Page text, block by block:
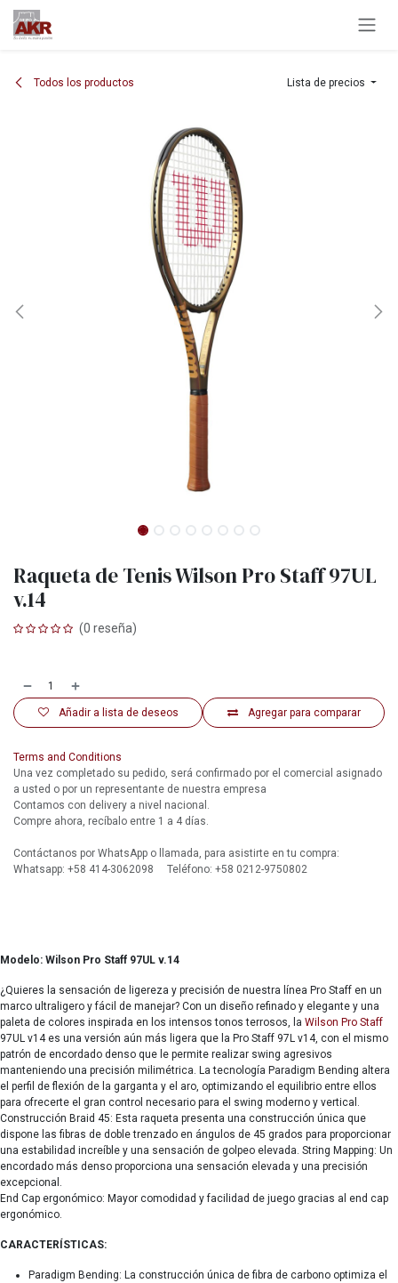
Ir al contenido
Todos los productos Lista de precios
Raqueta de Tenis Wilson Pro Staff 97UL
v.14
(0 reseña)
Agregar para comparar
Añadir a lista de deseos
Terms and Conditions
Una vez completado su pedido, será confirmado por el comercial asignado
a usted o por un representante de nuestra empresa
Contamos con delivery a nivel nacional.
Compre ahora, recíbalo entre 1 a 4 días.
Contáctanos por WhatsApp o llamada, para asistirte en tu compra:
Whatsapp: +58 414-3062098 Teléfono: +58 0212-9750802
Modelo: Wilson Pro Staff 97UL v.14
¿Quieres la sensación de ligereza y precisión de nuestra línea Pro Staff en un
marco ultraligero y fácil de manejar? Con un diseño refinado y elegante y una
paleta de colores inspirada en los intensos tonos terrosos, la Wilson Pro Staff
97UL v14 es una versión aún más ligera que la Pro Staff 97L v14, con el mismo
patrón de encordado denso que le permite realizar swing agresivos
manteniendo una precisión milimétrica. La tecnología Paradigm Bending altera
el perfil de flexión de la garganta y el aro, optimizando el equilibrio entre ellos
para ofrecerte el gran control necesario para el swing moderno y vertical.
Construcción Braid 45: Esta raqueta presenta una construcción única que
dispone las fibras de doble trenzado en ángulos de 45 grados para proporcionar
una estabilidad increíble y una sensación de golpeo elevada. String Mapping: Un
encordado más denso proporciona una sensación elevada y una precisión
excepcional.
End Cap ergonómico: Mayor comodidad y facilidad de juego gracias al end cap
ergonómico.
CARACTERÍSTICAS:
Paradigm Bending: La construcción única de fibra de carbono optimiza el